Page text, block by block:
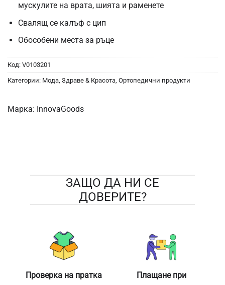
мускулите на врата, шията и раменете
Свалящ се калъф с цип
Обособени места за ръце
Код: V0103201
Категории: Мода, Здраве & Красота, Ортопедични продукти
Марка: InnovaGoods
ЗАЩО ДА НИ СЕ
ДОВЕРИТЕ?
Проверка на пратка
Плащане при